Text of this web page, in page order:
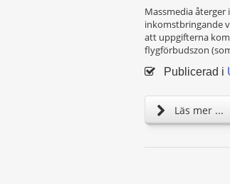
Massmedia
inkomstbringande
att uppgifterna
flygförbudszon
Publicerad i
Läs mer ...